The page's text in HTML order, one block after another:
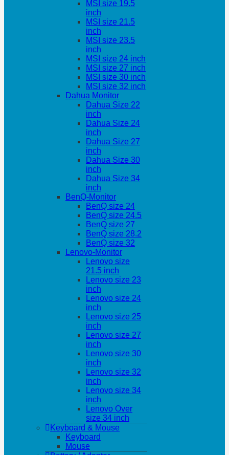
MSI size 19.5
inch
MSI size 21.5
inch
MSI size 23.5
inch
MSI size 24 inch
MSI size 27 inch
MSI size 30 inch
MSI size 32 inch
Dahua Monitor
Dahua Size 22
inch
Dahua Size 24
inch
Dahua Size 27
inch
Dahua Size 30
inch
Dahua Size 34
inch
BenQ-Monitor
BenQ size 24
BenQ size 24.5
BenQ size 27
BenQ size 28.2
BenQ size 32
Lenovo-Monitor
Lenovo size
21.5 inch
Lenovo size 23
inch
Lenovo size 24
inch
Lenovo size 25
inch
Lenovo size 27
inch
Lenovo size 30
inch
Lenovo size 32
inch
Lenovo size 34
inch
Lenovo Over
size 34 inch
Keyboard & Mouse
Keyboard
Mouse